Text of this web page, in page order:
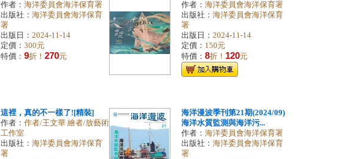
作者： 海洋委員會海洋保育署
出版社： 海洋委員會海洋保育
署
出版日： 2024-11-14
定價： 300元
特價： 9折！ 270元
作者： 海洋委員會海洋保育署
出版社： 海洋委員會海洋保育
署
出版日： 2024-11-14
定價： 150元
特價： 8折！ 120元
這裡，真的不一樣了![精裝]
作者： 作者/王文華 繪者/放藝術
工作室
出版社： 海洋委員會海洋保育
署
海洋漫波季刊第21期(2024/09)
海洋水質監測與海洋污...
作者： 海洋委員會海洋保育署
出版社： 海洋委員會海洋保育
署